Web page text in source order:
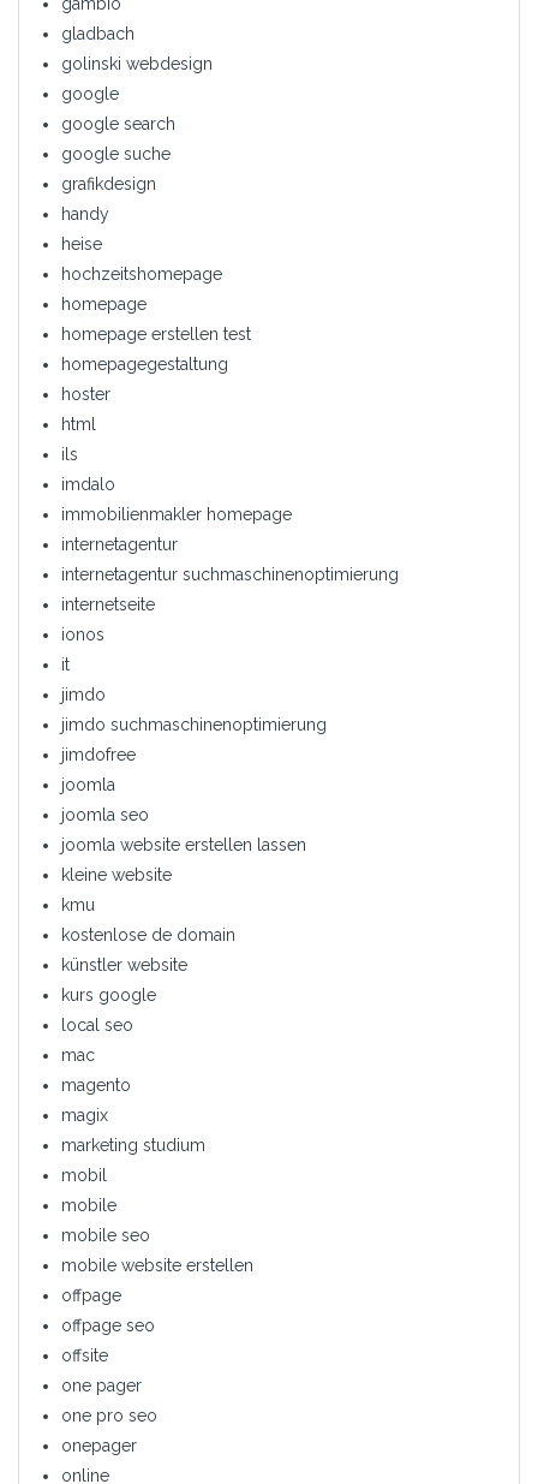
gambio
gladbach
golinski webdesign
google
google search
google suche
grafikdesign
handy
heise
hochzeitshomepage
homepage
homepage erstellen test
homepagegestaltung
hoster
html
ils
imdalo
immobilienmakler homepage
internetagentur
internetagentur suchmaschinenoptimierung
internetseite
ionos
it
jimdo
jimdo suchmaschinenoptimierung
jimdofree
joomla
joomla seo
joomla website erstellen lassen
kleine website
kmu
kostenlose de domain
künstler website
kurs google
local seo
mac
magento
magix
marketing studium
mobil
mobile
mobile seo
mobile website erstellen
offpage
offpage seo
offsite
one pager
one pro seo
onepager
online